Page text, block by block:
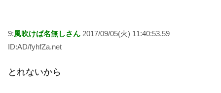
9:風吹けば名無しさん 2017/09/05(火) 11:40:53.59
ID:AD/fyhfZa.net
とれないから